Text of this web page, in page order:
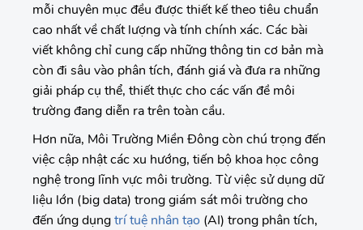
mỗi chuyên mục đều được thiết kế theo tiêu chuẩn
cao nhất về chất lượng và tính chính xác. Các bài
viết không chỉ cung cấp những thông tin cơ bản mà
còn đi sâu vào phân tích, đánh giá và đưa ra những
giải pháp cụ thể, thiết thực cho các vấn đề môi
trường đang diễn ra trên toàn cầu.
Hơn nữa, Môi Trường Miền Đông còn chú trọng đến
việc cập nhật các xu hướng, tiến bộ khoa học công
nghệ trong lĩnh vực môi trường. Từ việc sử dụng dữ
liệu lớn (big data) trong giám sát môi trường cho
đến ứng dụngtrí tuệ nhân tạo (AI) trong phân tích,